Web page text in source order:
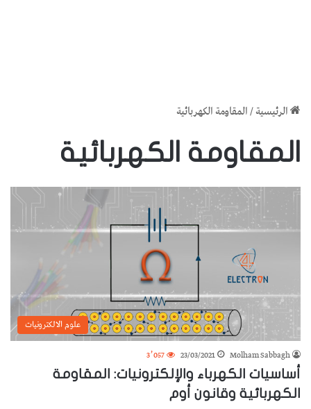
الرئيسية/المقاومة الكهربائية
المقاومة الكهربائية
علوم الالكترونيات
Molham Sabbagh
23/03/2021
3٬057
أساسيات الكهرباء والإلكترونيات: المقاومة
الكهربائية وقانون أوم